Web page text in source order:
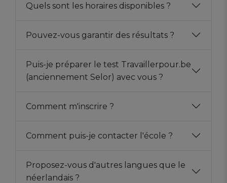
Quels sont les horaires disponibles ?
Pouvez-vous garantir des résultats ?
Puis-je préparer le test Travaillerpour.be
(anciennement Selor) avec vous ?
Comment m'inscrire ?
Comment puis-je contacter l'école ?
Proposez-vous d'autres langues que le
néerlandais ?